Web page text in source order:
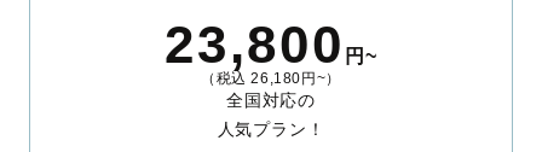
整。自然な雰囲気を残しつつも、おしゃれで洗練された仕上がり
に。きっと「こんな写真を撮ってほしかった！」と思える一枚に
出会えます。まずは、ラブグラフの撮影事例
23,800 円~
（税込 26,180円~）
全国対応の
人気プラン！